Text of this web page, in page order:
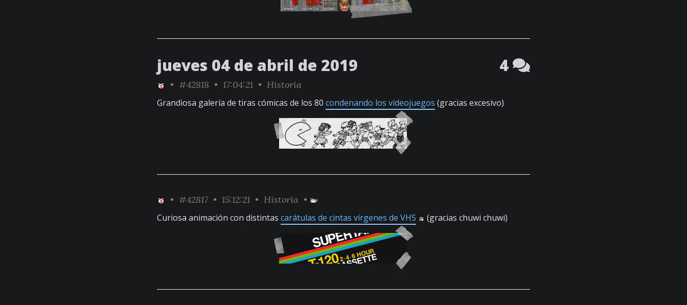
jueves 04 de abril de 2019 4
• #42818 • 17:04:21 • Historia
Grandiosa galería de tiras cómicas de los 80 condenando los videojuegos (gracias excesivo)
• #42817 • 15:12:21 • Historia •
Curiosa animación con distintas carátulas de cintas vírgenes de VHS (gracias chuwi chuwi)